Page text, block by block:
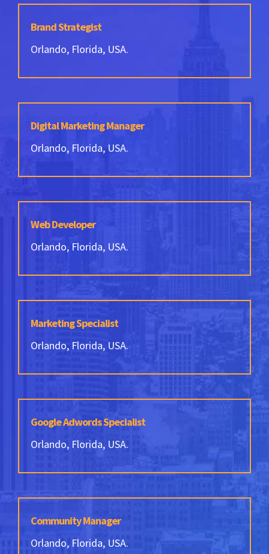
Brand Strategist
Orlando, Florida, USA.
Digital Marketing Manager
Orlando, Florida, USA.
Web Developer
Orlando, Florida, USA.
Marketing Specialist
Orlando, Florida, USA.
Google Adwords Specialist
Orlando, Florida, USA.
Community Manager
Orlando, Florida, USA.